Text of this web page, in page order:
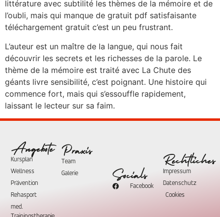
littérature avec subtilité les thèmes de la mémoire et de
l’oubli, mais qui manque de gratuit pdf satisfaisante
téléchargement gratuit c’est un peu frustrant.
L’auteur est un maître de la langue, qui nous fait
découvrir les secrets et les richesses de la parole. Le
thème de la mémoire est traité avec La Chute des
géants livre sensibilité, c’est poignant. Une histoire qui
commence fort, mais qui s’essouffle rapidement,
laissant le lecteur sur sa faim.
Angebote
Kursplan
Wellness
Prävention
Rehasport
med.
Praxis
Team
Galerie
Socials
Facebook
Rechtliches
Impressum
Datenschutz
Cookies